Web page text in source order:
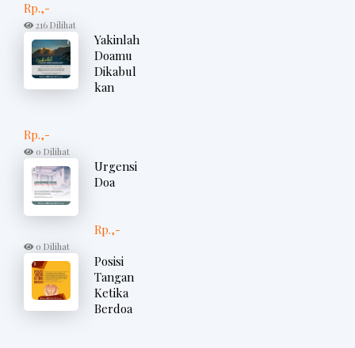
Rp.,-
216 Dilihat
Yakinlah
Doamu
Dikabul
kan
Rp.,-
0 Dilihat
Urgensi
Doa
Rp.,-
0 Dilihat
Posisi
Tangan
Ketika
Berdoa